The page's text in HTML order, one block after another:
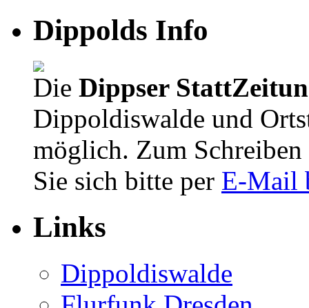
Dippolds Info
Die Dippser
Dippoldiswalde und
möglich. Zum
Sie sich bitte per E-Mail
Links
Dippoldiswalde